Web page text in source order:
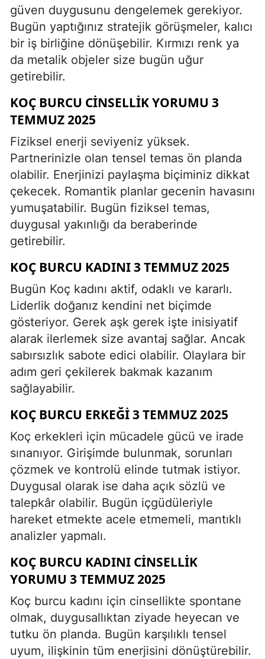
güven duygusunu dengelemek gerekiyor.
Bugün yaptığınız stratejik görüşmeler, kalıcı
bir iş birliğine dönüşebilir. Kırmızı renk ya
da metalik objeler size bugün uğur
getirebilir.
KOÇ BURCU CINSELLIK YORUMU 3
TEMMUZ 2025
Fiziksel enerji seviyeniz yüksek.
Partnerinizle olan tensel temas ön planda
olabilir. Enerjinizi paylaşma biçiminiz dikkat
çekecek. Romantik planlar gecenin havasını
yumuşatabilir. Bugün fiziksel temas,
duygusal yakınlığı da beraberinde
getirebilir.
KOÇ BURCU KADINI 3 TEMMUZ 2025
Bugün Koç kadını aktif, odaklı ve kararlı.
Liderlik doğanız kendini net biçimde
gösteriyor. Gerek aşk gerek işte inisiyatif
alarak ilerlemek size avantaj sağlar. Ancak
sabırsızlık sabote edici olabilir. Olaylara bir
adım geri çekilerek bakmak kazanım
sağlayabilir.
KOÇ BURCU ERKEĞI 3 TEMMUZ 2025
Koç erkekleri için mücadele gücü ve irade
sınanıyor. Girişimde bulunmak, sorunları
çözmek ve kontrolü elinde tutmak istiyor.
Duygusal olarak ise daha açık sözlü ve
talepkâr olabilir. Bugün içgüdüleriyle
hareket etmekte acele etmemeli, mantıklı
analizler yapmalı.
KOÇ BURCU KADINI CINSELLIK
YORUMU 3 TEMMUZ 2025
Koç burcu kadını için cinsellikte spontane
olmak, duygusallıktan ziyade heyecan ve
tutku ön planda. Bugün karşılıklı tensel
uyum, ilişkinin tüm enerjisini dönüştürebilir.